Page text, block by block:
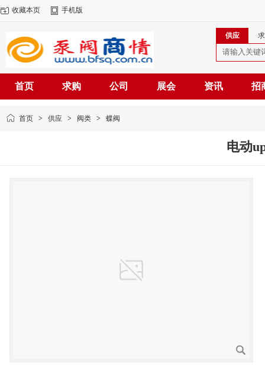
收藏本页 手机版
供应
首页 求购 公司 展会 资讯 招
首页 > 供应 > 阀类 > 蝶阀
电动